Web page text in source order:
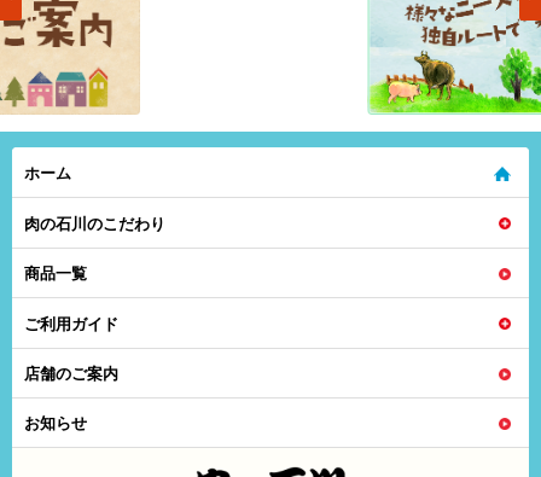
ホーム
肉の石川のこだわり
商品一覧
ご利用ガイド
店舗のご案内
お知らせ